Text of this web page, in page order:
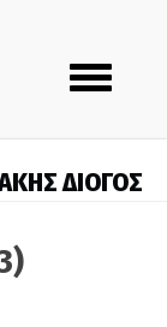
Toggle
navigation
ΔΙΟΓΟΣ